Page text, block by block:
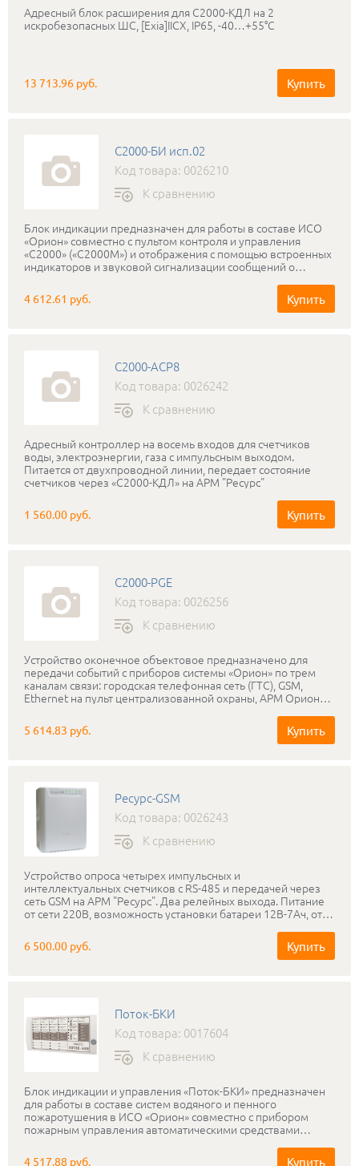
Адресный блок расширения для С2000-КДЛ на 2
искробезопасных ШС, [Exia]IICХ, IP65, -40…+55°С
13 713.96 руб. Купить
С2000-БИ исп.02
Код товара: 0026210
К сравнению
Блок индикации предназначен для работы в составе ИСО
«Орион» совместно с пультом контроля и управления
«С2000» («С2000М») и отображения с помощью встроенных
индикаторов и звуковой сигнализации сообщений о
помощью ключей Touch Memory
4 612.61 руб. Купить
С2000-АСР8
Код товара: 0026242
К сравнению
Адресный контроллер на восемь входов для счетчиков
воды, электроэнергии, газа с импульсным выходом.
Питается от двухпроводной линии, передает состояние
счетчиков через «С2000-КДЛ» на АРМ "Ресурс"
1 560.00 руб. Купить
С2000-PGE
Код товара: 0026256
К сравнению
Устройство оконечное объектовое предназначено для
передачи событий с приборов системы «Орион» по трем
каналам связи: городская телефонная сеть (ГТС), GSM,
Ethernet на пульт централизованной охраны, АРМ Орион
5 614.83 руб. Купить
Ресурс-GSM
Код товара: 0026243
К сравнению
Устройство опроса четырех импульсных и
интеллектуальных счетчиков с RS-485 и передачей через
сеть GSM на АРМ "Ресурс". Два релейных выхода. Питание
от сети 220В, возможность установки батареи 12В-7Ач, от
6 500.00 руб. Купить
Поток-БКИ
Код товара: 0017604
К сравнению
Блок индикации и управления «Поток-БКИ» предназначен
для работы в составе систем водяного и пенного
пожаротушения в ИСО «Орион» совместно с прибором
пожарным управления автоматическими средствами
под управлением сетевого контроллера (пульта «С2000М»
4 517.88 руб. Купить